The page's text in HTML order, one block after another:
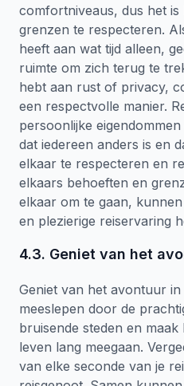
comfortniveaus, dus het is
grenzen te respecteren.
heeft aan wat tijd alleen,
ruimte om zich terug te
hebt aan rust of privacy,
een respectvolle manier.
persoonlijke
dat iedereen anders is en
elkaar te respecteren en
elkaars behoeften en
elkaar om te gaan,
en plezierige reiservaring
4.3. Geniet van het
Geniet van het avontuur in
meeslepen door de
bruisende steden en
leven lang meegaan.
van elke seconde van je